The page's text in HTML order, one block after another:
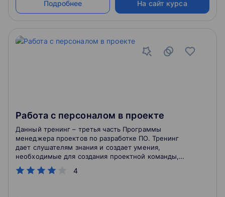
Подробнее На сайт курса
Работа с персоналом в проекте
4
Данный тренинг – третья часть Программы
менеджера проектов по разработке ПО. Тренинг
дает слушателям знания и создает умения,
необходимые для создания проектной команды,
содействия ей в достижении зрелости, обеспечения
эффективной работы, мотивирования сотрудников и